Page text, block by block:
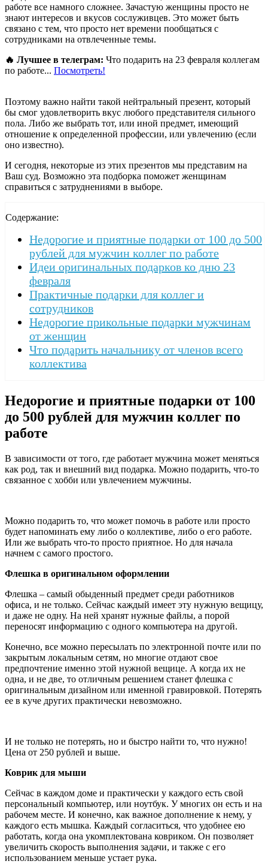
работе все намного сложнее. Зачастую женщины просто не
знают интересов и вкусов сослуживцев. Это может быть
связано с тем, что просто нет времени пообщаться с
сотрудниками на отвлеченные темы.
🔥 Лучшее в телеграм: Что подарить на 23 февраля коллегам
по работе... Посмотреть!
Поэтому важно найти такой нейтральный презент, который
бы смог удовлетворить вкус любого представителя сильного
пола. Либо же выбрать тот, или иной предмет, имеющий
отношение к определенной профессии, или увлечению (если
оно известно).
И сегодня, некоторые из этих презентов мы представим на
Ваш суд. Возможно эта подборка поможет женщинам
справиться с затруднениями в выборе.
Содержание:
Недорогие и приятные подарки от 100 до 500
рублей для мужчин коллег по работе
Идеи оригинальных подарков ко дню 23
февраля
Практичные подарки для коллег и
сотрудников
Недорогие прикольные подарки мужчинам
от женщин
Что подарить начальнику от членов всего
коллектива
Недорогие и приятные подарки от 100
до 500 рублей для мужчин коллег по
работе
В зависимости от того, где работает мужчина может меняться
как род, так и внешний вид подарка. Можно подарить, что-то
связанное с хобби или увлечением мужчины.
Можно подарить то, что может помочь в работе или просто
будет напоминать ему либо о коллективе, либо о его работе.
Или же выбрать что-то просто приятное. Но для начала
начнем с самого простого.
Флешка в оригинальном оформлении
Флешка – самый обыденный предмет среди работников
офиса, и не только. Сейчас каждый имеет эту нужную вещицу,
и даже не одну. На ней хранят нужные файлы, а порой
переносят информацию с одного компьютера на другой.
Конечно, все можно пересылать по электронной почте или по
закрытым локальным сетям, но многие отдают свое
предпочтение именно этой нужной вещице. А когда их не
одна, и не две, то отличным решением станет флешка с
оригинальным дизайном или именной гравировкой. Потерять
ее в куче других практически невозможно.
И не только не потерять, но и быстро найти то, что нужно!
Цена от 250 рублей и выше.
Коврик для мыши
Сейчас в каждом доме и практически у каждого есть свой
персональный компьютер, или ноутбук. У многих он есть и на
рабочем месте. И конечно, как важное дополнение к нему, у
каждого есть мышка. Каждый согласиться, что удобнее ею
работать, когда она укомплектована ковриком. Он позволяет
увеличить скорость выполнения задачи, и также с его
использованием меньше устает рука.